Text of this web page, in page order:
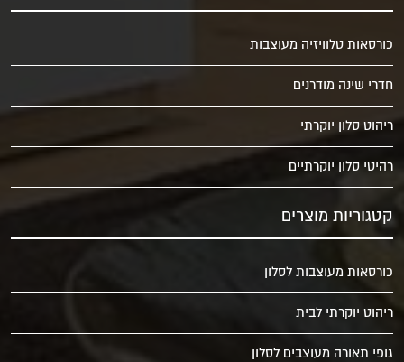
כורסאות טלוויזיה מעוצבות
חדרי שינה מודרנים
ריהוט סלון יוקרתי
רהיטי סלון יוקרתיים
קטגוריות מוצרים
כורסאות מעוצבות לסלון
ריהוט יוקרתי לבית
גופי תאורה מעוצבים לסלון